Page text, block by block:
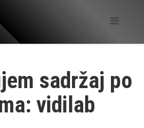
sadržaj po
vidilab